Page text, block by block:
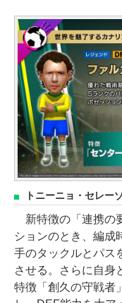
トニーニョ・セレー
新特徴の「連携の
ションのとき、編成
手のタックルとパス
させる。さらに自身
特徴「創久の守戦者